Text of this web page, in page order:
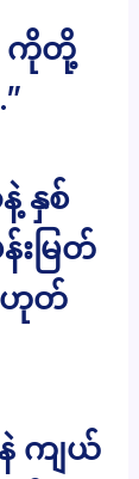
ကိုတို့
နှစ်
းမြတ်
ဟုတ်
ကျယ်